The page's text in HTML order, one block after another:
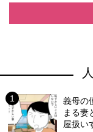
義母の
まる妻
屋扱い